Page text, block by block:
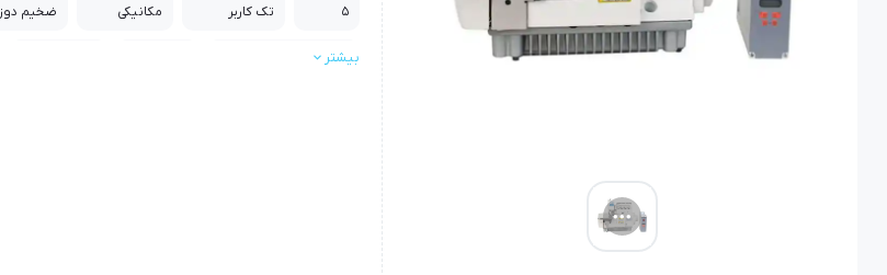
5 تک کاربر مکانیکی ضخیم دوز
سرعت (دور موتور در دقیقه):
بیشتر